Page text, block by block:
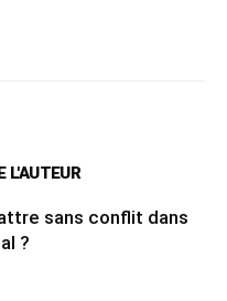
L'AUTEUR
sans conflit dans
?